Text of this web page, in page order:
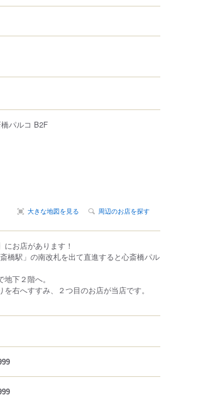
パルコ B2F
大きな地図を見る 周辺のお店を探す
お店があります！
橋駅」の南改札を出て直進すると心斎橋パル
下２階へ。
右へすすみ、２つ目のお店が当店です。